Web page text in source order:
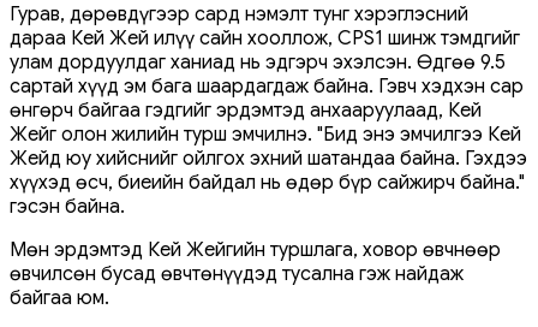
Гурав, дөрөвдүгээр сард нэмэлт тунг хэрэглэсний
дараа Кей Жей илүү сайн хооллож, CPS1 шинж тэмдгийг
улам дордуулдаг ханиад нь эдгэрч эхэлсэн. Өдгөө 9.5
сартай хүүд эм бага шаардагдаж байна. Гэвч хэдхэн сар
өнгөрч байгаа гэдгийг эрдэмтэд анхааруулаад, Кей
Жейг олон жилийн турш эмчилнэ. "Бид энэ эмчилгээ Кей
Жейд юу хийснийг ойлгох эхний шатандаа байна. Гэхдээ
хүүхэд өсч, биеийн байдал нь өдөр бүр сайжирч байна."
гэсэн байна.
Мөн эрдэмтэд Кей Жейгийн туршлага, ховор өвчнөөр
өвчилсөн бусад өвчтөнүүдэд тусална гэж найдаж
байгаа юм.